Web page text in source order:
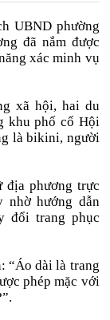
UBND phường
đã nắm được
xác minh vụ
xã hội, hai du
khu phố cổ Hội
là bikini, người
địa phương trực
nhờ hướng dẫn
đổi trang phục
“Áo dài là trang
phép mặc với